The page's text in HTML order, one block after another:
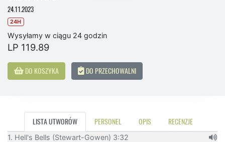
24.11.2023
24H
Wysyłamy w ciągu 24 godzin
LP 119.89
DO KOSZYKA DO PRZECHOWALNI
LISTA UTWORÓW PERSONEL OPIS RECENZJE
1. Hell's Bells (Stewart-Gowen) 3:32